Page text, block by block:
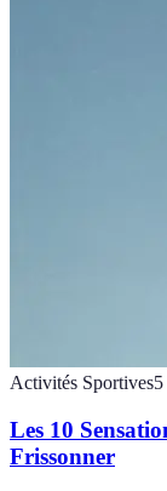
Activités Sportives5
Les 10
Frissonner